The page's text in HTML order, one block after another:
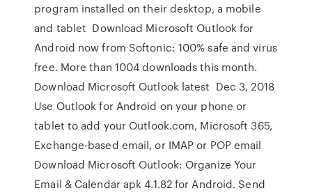
program installed on their desktop, a mobile
and tablet Download Microsoft Outlook for
Android now from Softonic: 100% safe and virus
free. More than 1004 downloads this month.
Download Microsoft Outlook latest Dec 3, 2018
Use Outlook for Android on your phone or
tablet to add your Outlook.com, Microsoft 365,
Exchange-based email, or IMAP or POP email
Download Microsoft Outlook: Organize Your
Email & Calendar apk 4.1.82 for Android. Send